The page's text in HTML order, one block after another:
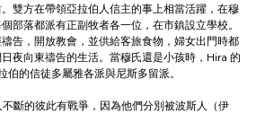
雙方在帶領亞拉伯人信主的事上相當活躍，在穆
部落都派有正副牧者各一位，在市鎮設立學校。
告，開放教會，並供給客旅食物，婦女出門時都
夜向東禱告的生活。當穆氏還是小孩時，Hira 的
伯的信徒多屬雅各派與尼斯多留派。
斷的彼此有戰爭，因為他們分別被波斯人（伊